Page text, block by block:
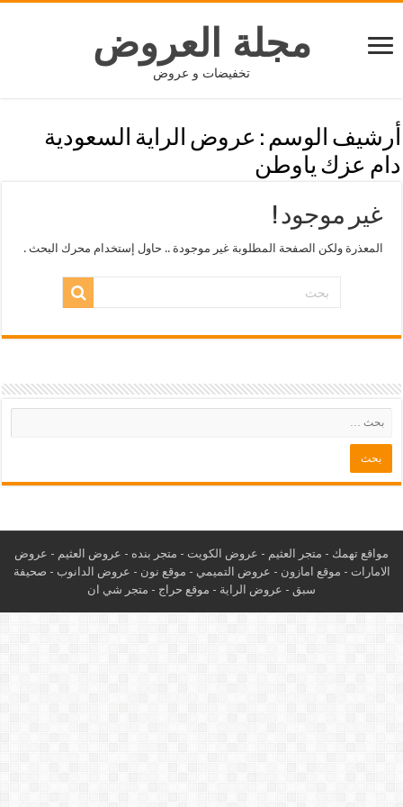
مجلة العروض
تخفيضات و عروض
أرشيف الوسم : عروض الراية السعودية
دام عزك ياوطن
غير موجود !
المعذرة ولكن الصفحة المطلوبة غير موجودة .. حاول إستخدام محرك البحث .
مواقع تهمك - متجر العثيم - عروض الكويت - متجر بنده - عروض العثيم - عروض
الامارات - موقع امازون - عروض التميمي - موقع نون - عروض الدانوب - صحيفة
سبق - عروض الراية - موقع حراج - متجر شي ان